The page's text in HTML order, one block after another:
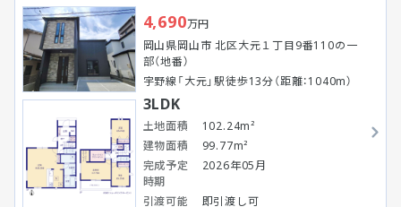
4,690万円
岡山県岡山市 北区大元１丁目9番110の一
部（地番）
宇野線「大元」駅徒歩13分（距離：1040m）
3LDK
土地面積
102.24m²
建物面積
99.77m²
完成予定
時期
2026年05月
引渡可能
即引渡し可